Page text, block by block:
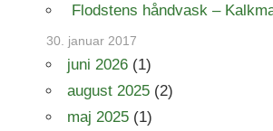
Flodstens håndvask –
30. januar 2017
juni 2026 (1)
august 2025 (2)
maj 2025 (1)